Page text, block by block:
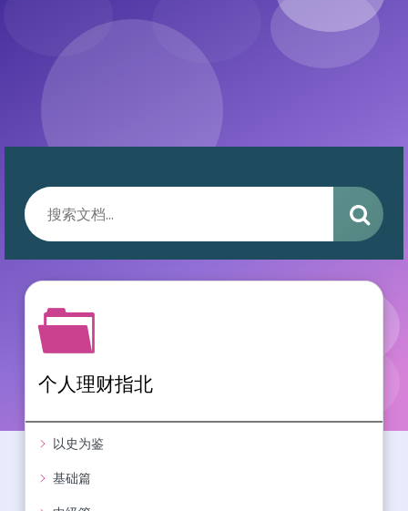
夜间模式
个人理财指北
以史为鉴
基础篇